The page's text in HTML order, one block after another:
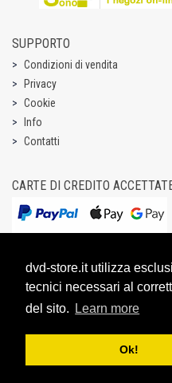
dvd-store.it utilizza
tecnici necessari al
del sito.
Learn more
Ok!
SUPPORTO
Condizioni di vendita
Privacy
Cookie
Info
Contatti
CARTE DI CREDITO
Copyright @ 2003-2026 Dream